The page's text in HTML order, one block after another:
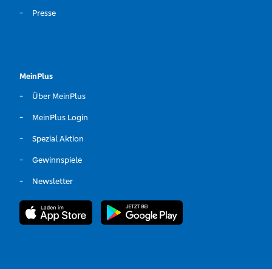
Presse
MeinPlus
Über MeinPlus
MeinPlus Login
Spezial Aktion
Gewinnspiele
Newsletter